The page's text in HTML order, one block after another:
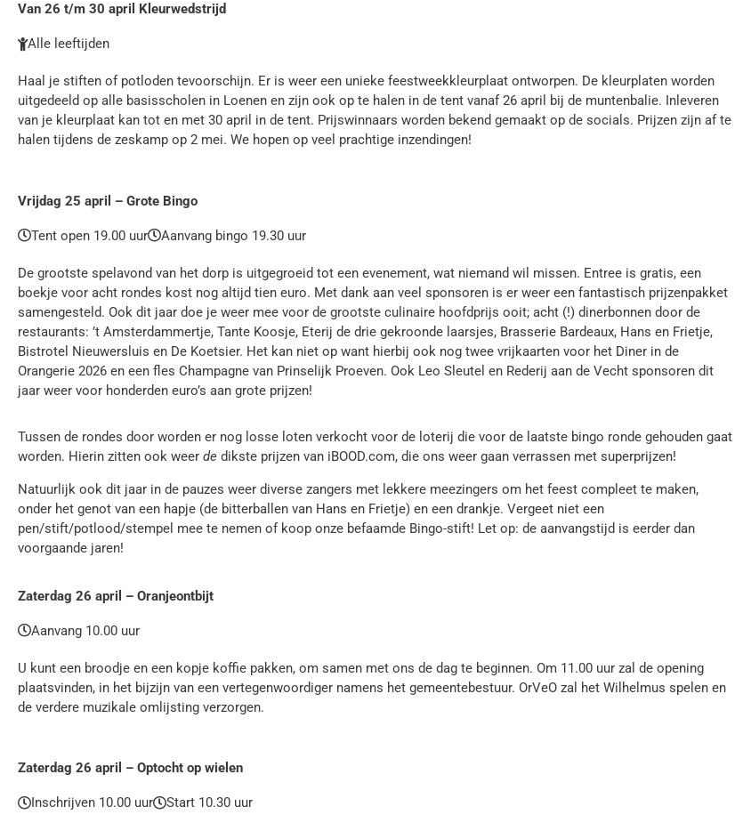
Van 26 t/m 30 april Kleurwedstrijd
Alle leeftijden
Haal je stiften of potloden tevoorschijn. Er is weer een unieke feestweekkleurplaat ontworpen. De kleurplaten worden
uitgedeeld op alle basisscholen in Loenen en zijn ook op te halen in de tent vanaf 26 april bij de muntenbalie. Inleveren
van je kleurplaat kan tot en met 30 april in de tent. Prijswinnaars worden bekend gemaakt op de socials. Prijzen zijn af te
halen tijdens de zeskamp op 2 mei. We hopen op veel prachtige inzendingen!
Vrijdag 25 april – Grote Bingo
Tent open 19.00 uur Aanvang bingo 19.30 uur
De grootste spelavond van het dorp is uitgegroeid tot een evenement, wat niemand wil missen. Entree is gratis, een
boekje voor acht rondes kost nog altijd tien euro. Met dank aan veel sponsoren is er weer een fantastisch prijzenpakket
samengesteld. Ook dit jaar doe je weer mee voor de grootste culinaire hoofdprijs ooit; acht (!) dinerbonnen door de
restaurants: ’t Amsterdammertje, Tante Koosje, Eterij de drie gekroonde laarsjes, Brasserie Bardeaux, Hans en Frietje,
Bistrotel Nieuwersluis en De Koetsier. Het kan niet op want hierbij ook nog twee vrijkaarten voor het Diner in de
Orangerie 2026 en een fles Champagne van Prinselijk Proeven. Ook Leo Sleutel en Rederij aan de Vecht sponsoren dit
jaar weer voor honderden euro’s aan grote prijzen!
Tussen de rondes door worden er nog losse loten verkocht voor de loterij die voor de laatste bingo ronde gehouden gaat
worden. Hierin zitten ook weer de dikste prijzen van iBOOD.com, die ons weer gaan verrassen met superprijzen!
Natuurlijk ook dit jaar in de pauzes weer diverse zangers met lekkere meezingers om het feest compleet te maken,
onder het genot van een hapje (de bitterballen van Hans en Frietje) en een drankje. Vergeet niet een
pen/stift/potlood/stempel mee te nemen of koop onze befaamde Bingo-stift! Let op: de aanvangstijd is eerder dan
voorgaande jaren!
Zaterdag 26 april – Oranjeontbijt
Aanvang 10.00 uur
U kunt een broodje en een kopje koffie pakken, om samen met ons de dag te beginnen. Om 11.00 uur zal de opening
plaatsvinden, in het bijzijn van een vertegenwoordiger namens het gemeentebestuur. OrVeO zal het Wilhelmus spelen en
de verdere muzikale omlijsting verzorgen.
Zaterdag 26 april – Optocht op wielen
Inschrijven 10.00 uur Start 10.30 uur